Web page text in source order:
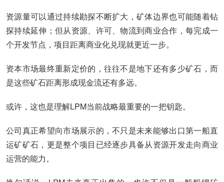
资源量可以通过持续勘探不断扩大，矿体边界也可能随着钻
探持续延伸；但从资源、许可、物流到商业合作，每完成一
个开发节点，项目距离商业化兑现就更近一步。
资本市场最终重新定价的，往往不是地下还有多少矿石，而
是这些矿石距离形成现金流还有多远。
或许，这也是理解LPM当前战略最重要的一把钥匙。
公司真正希望向市场展示的，不只是未来能够出口第一船直
运矿矿石，更是整个项目已经逐步具备从资源开发走向商业
运营的能力。